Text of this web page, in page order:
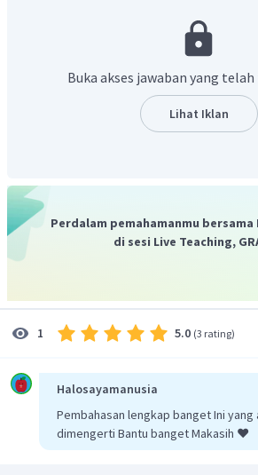
Momentum suatu benda yang
Kelapa mengalami gerak jatuh bebas
Besarnya kecepatan kelapa sesaat
v =
v = 2 × 10 ×7,2
Maka momentum kelapa adalah
=
=
2,5×12
30 Ns
Jadi, jawaban yang tepat adalah C.
Buka akses jawaban yang
Lihat Iklan
Perdalam pemahamanmu bersama
di sesi Live Teaching,
1 5.0 (3 rating)
Halosayamanusia
Pembahasan lengkap banget Ini yang
dimengerti Bantu banget Makasih ❤️